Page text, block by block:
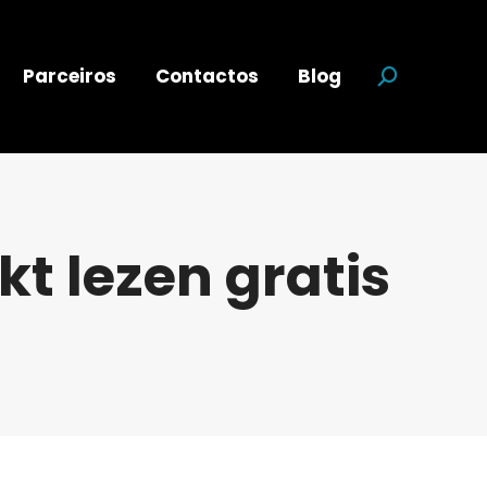
Parceiros Contactos Blog Search:
lezen gratis